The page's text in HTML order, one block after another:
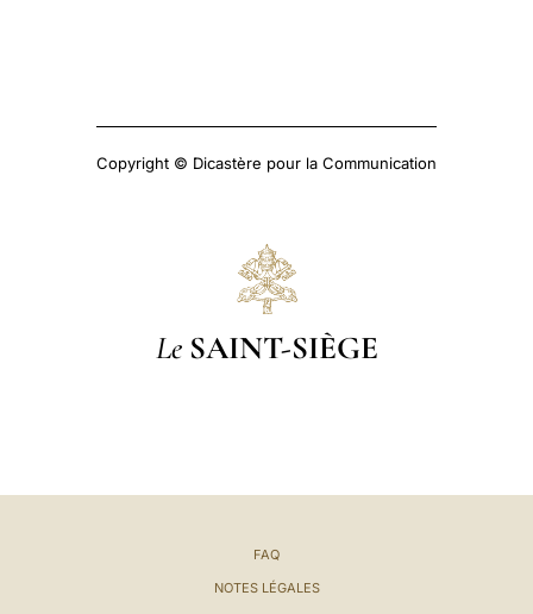
Copyright © Dicastère pour la Communication
Le SAINT-SIÈGE
FAQ
NOTES LÉGALES